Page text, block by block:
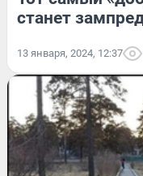
станет
13 января, 2024, 12:37